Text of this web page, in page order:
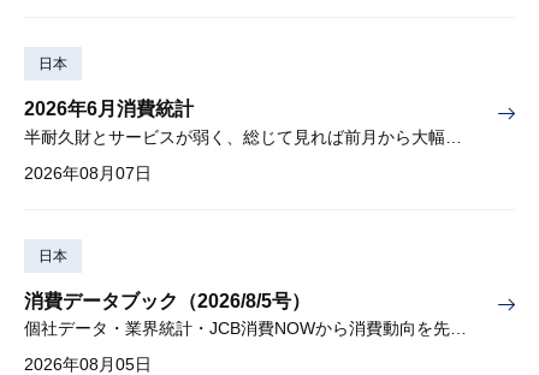
日本
2026年6月消費統計
2026年08月07日
日本
消費データブック（2026/8/5号）
個社データ・業界統計・JCB消費NOWから消費動向を先取り
2026年08月05日